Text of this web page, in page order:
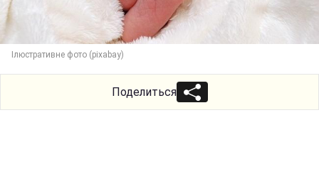
Ілюстративне фото (pixabay)
Поделиться